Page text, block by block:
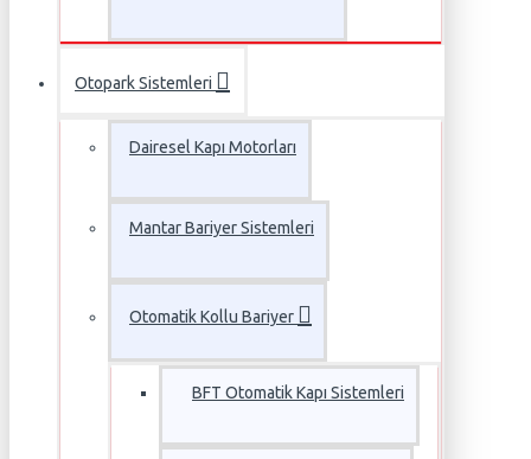
Otopark Sistemleri
Dairesel Kapı Motorları
Mantar Bariyer Sistemleri
Otomatik Kollu Bariyer
BFT Otomatik Kapı Sistemleri